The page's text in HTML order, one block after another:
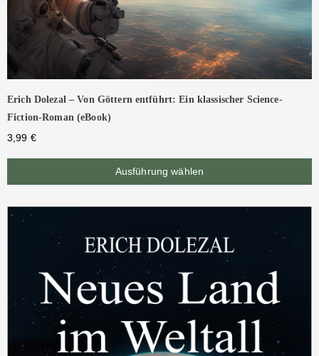
Erich Dolezal – Von Göttern entführt: Ein klassischer Science-
Fiction-Roman (eBook)
3,99 €
Ausführung wählen